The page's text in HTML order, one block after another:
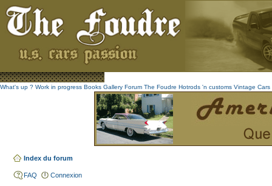
What's up ? Work in progress Books Gallery Forum The Foudre Hotrods 'n customs Vintage Cars
Index du forum
FAQ Connexion